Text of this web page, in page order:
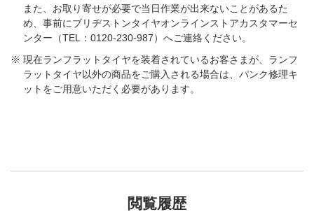
また、お取り寄せが必要で当日作業が出来ないことがあるた
め、事前にブリヂストンタイヤオンラインストアカスタマーセ
ンター（TEL：0120-230-987）へご連絡ください。
現在ランフラットタイヤを装着されているお客さまが、ランフ
ラットタイヤ以外の商品をご購入される場合は、パンク修理キ
ットをご用意いただく必要があります。
閲覧履歴